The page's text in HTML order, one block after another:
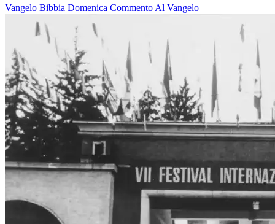
Vangelo Bibbia Domenica Commento Al Vangelo